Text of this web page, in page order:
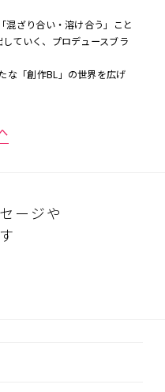
ざり合い・溶け合う」こと
ていく、プロデュースブラ
な「創作BL」の世界を広げ
ージや